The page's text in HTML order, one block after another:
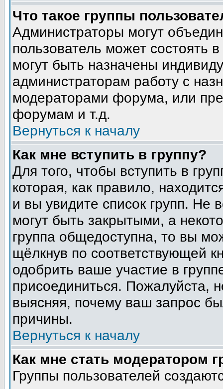
Что такое группы
Администраторы могут
пользователь может состоять
могут быть назначены
администраторам работу с
модераторами форума, или
форумам и т.д.
Вернуться к началу
Как мне вступить в группу?
Для того, чтобы вступить в
которая, как правило,
и вы увидите список групп. Не
могут быть закрытыми, а
группа общедоступна, то вы
щёлкнув по соответствующей
одобрить ваше участие в
присоединиться. Пожалуйста,
выясняя, почему ваш запрос
причины.
Вернуться к началу
Как мне стать модератором
Группы пользователей